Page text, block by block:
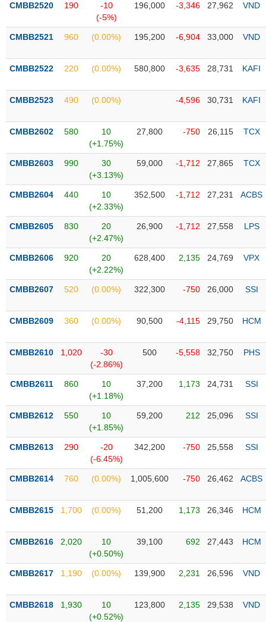
thái
phiếu
mô
thị
Niêm
Niêm
mới
yết
sung
niêm
yết
Theo
dõi
biệt
được
quỹ
mục
ETF
Cổ
chi
tiết
Tổng
quan
Giao
dịch
Tài
chính
CMBB2520 190
-10
(-5%)
196,000 -3,346 27,962 VND
CMBB2521 960 (0.00%) 195,200 -6,904 33,000 VND
CMBB2522 220 (0.00%) 580,800 -3,635 28,731 KAFI
CMBB2523 490 (0.00%) -4,596 30,731 KAFI
CMBB2602 580
10
(+1.75%)
27,800 -750 26,115 TCX
CMBB2603 990
30
(+3.13%)
59,000 -1,712 27,865 TCX
CMBB2604 440
10
(+2.33%)
352,500 -1,712 27,231 ACBS
CMBB2605 830
20
(+2.47%)
26,900 -1,712 27,558 LPS
CMBB2606 920
20
(+2.22%)
628,400 2,135 24,769 VPX
CMBB2607 520 (0.00%) 322,300 -750 26,000 SSI
CMBB2609 360 (0.00%) 90,500 -4,115 29,750 HCM
CMBB2610 1,020
-30
(-2.86%)
500 -5,558 32,750 PHS
CMBB2611 860
10
(+1.18%)
37,200 1,173 24,731 SSI
CMBB2612 550
10
(+1.85%)
59,200 212 25,096 SSI
CMBB2613 290
-20
(-6.45%)
342,200 -750 25,558 SSI
CMBB2614 760 (0.00%) 1,005,600 -750 26,462 ACBS
CMBB2615 1,700 (0.00%) 51,200 1,173 26,346 HCM
CMBB2616 2,020
10
(+0.50%)
39,100 692 27,443 HCM
CMBB2617 1,190 (0.00%) 139,900 2,231 26,596 VND
CMBB2618 1,930
10
(+0.52%)
123,800 2,135 29,538 VND
NGÀNH
DOANH
NGHIỆP
PHIẾU
PHÁI
TRÁI
CÔNG
ĐẦU
TƯ
DỮ
MỚI
Ngành
(-)
VS-